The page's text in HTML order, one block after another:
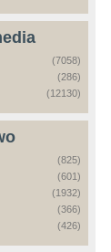
(7058)
(286)
(12130)
(825)
(601)
(1932)
(366)
(426)